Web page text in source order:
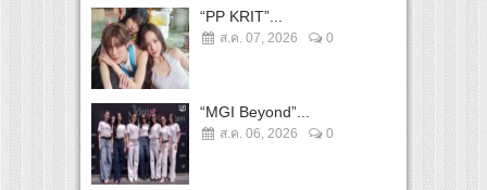
“PP KRIT”...
ส.ค. 07, 2026 0
“MGI Beyond”...
ส.ค. 06, 2026 0